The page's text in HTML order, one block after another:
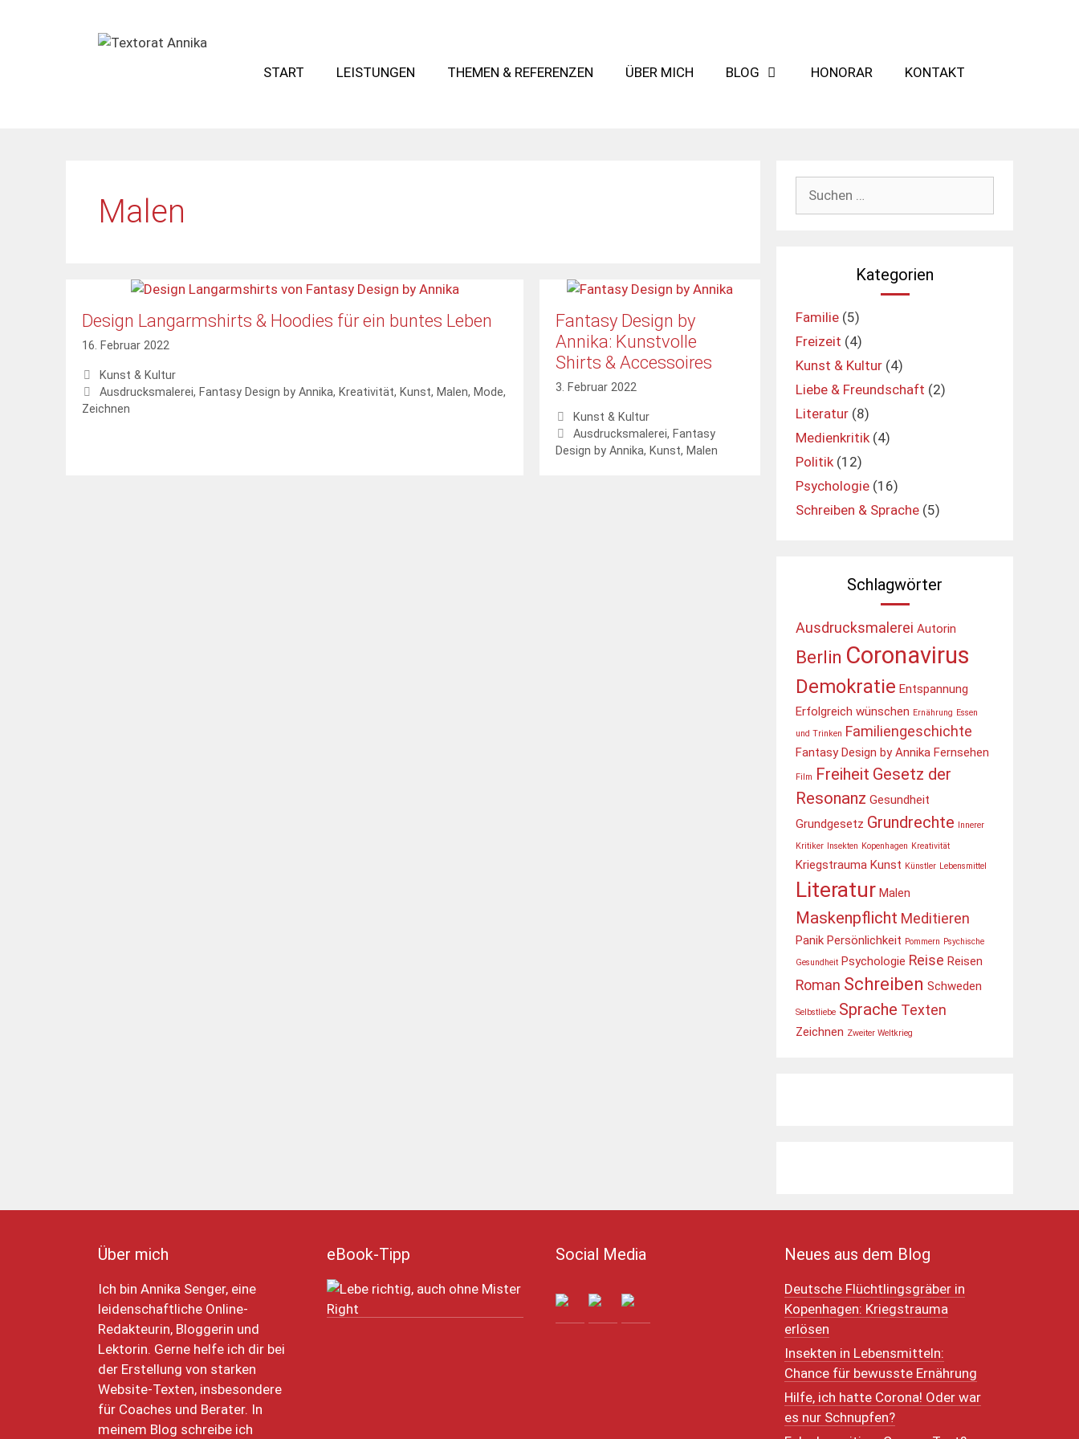
START
LEISTUNGEN THEMEN & REFERENZEN ÜBER MICH BLOG HONORAR KONTAKT
Malen
Design Langarmshirts & Hoodies für ein buntes Leben
16. Februar 2022
Kategorien
Kunst & Kultur
Schlagwörter
Ausdrucksmalerei, Fantasy Design by Annika, Kreativität, Kunst, Malen, Mode,
Zeichnen
Fantasy Design by
Annika: Kunstvolle
Shirts & Accessoires
3. Februar 2022
Kategorien
Kunst & Kultur
Schlagwörter
Ausdrucksmalerei, Fantasy
Design by Annika, Kunst, Malen
Kategorien
Familie (5)
Freizeit (4)
Kunst & Kultur (4)
Liebe & Freundschaft (2)
Literatur (8)
Medienkritik(4)
Politik(12)
Psychologie (16)
Schreiben & Sprache (5)
Schlagwörter
Ausdrucksmalerei Autorin
Berlin Coronavirus
Demokratie Entspannung
Erfolgreich wünschen Ernährung Essen
und Trinken Familiengeschichte
Fantasy Design by Annika Fernsehen
Film Freiheit Gesetz der
Resonanz Gesundheit
Grundgesetz Grundrechte Innerer
Kritiker Insekten Kopenhagen Kreativität
Kriegstrauma Kunst Künstler Lebensmittel
Literatur Malen
Maskenpflicht Meditieren
Panik Persönlichkeit Pommern Psychische
Gesundheit Psychologie Reise Reisen
Roman Schreiben Schweden
Selbstliebe Sprache Texten
Zeichnen Zweiter Weltkrieg
Über mich
Ich bin Annika Senger, eine
leidenschaftliche Online-
Redakteurin, Bloggerin und
Lektorin. Gerne helfe ich dir bei
der Erstellung von starken
Website-Texten, insbesondere
für Coaches und Berater. In
meinem Blog schreibe ich
eBook-Tipp Social Media Neues aus dem Blog
Deutsche Flüchtlingsgräber in
Kopenhagen: Kriegstrauma
erlösen
Insekten in Lebensmitteln:
Chance für bewusste Ernährung
Hilfe, ich hatte Corona! Oder war
es nur Schnupfen?